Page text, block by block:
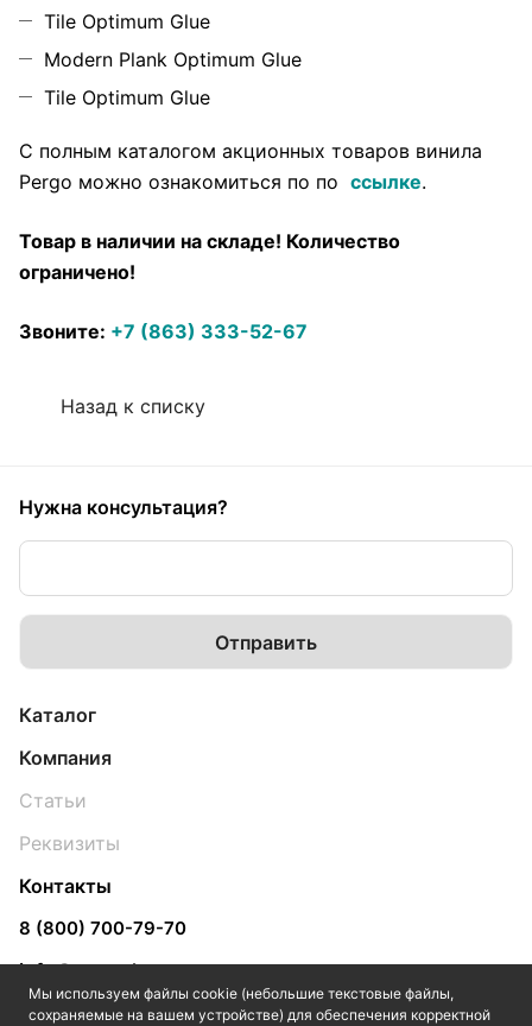
Мы используем файлы cookie (небольшие текстовые файлы,
сохраняемые на вашем устройстве) для обеспечения корректной
Tile Optimum Glue
Modern Plank Optimum Glue
Tile Optimum Glue
С полным каталогом акционных товаров винила
Pergo можно ознакомиться по по ссылке.
Товар в наличии на складе! Количество
ограничено!
Звоните: +7 (863) 333-52-67
Назад к списку
Нужна консультация?
Каталог
Компания
Статьи
Реквизиты
Контакты
8 (800) 700-79-70
info@yugpol.com
Ярославль